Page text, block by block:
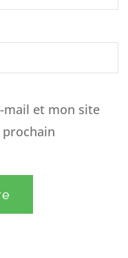
mail et mon site